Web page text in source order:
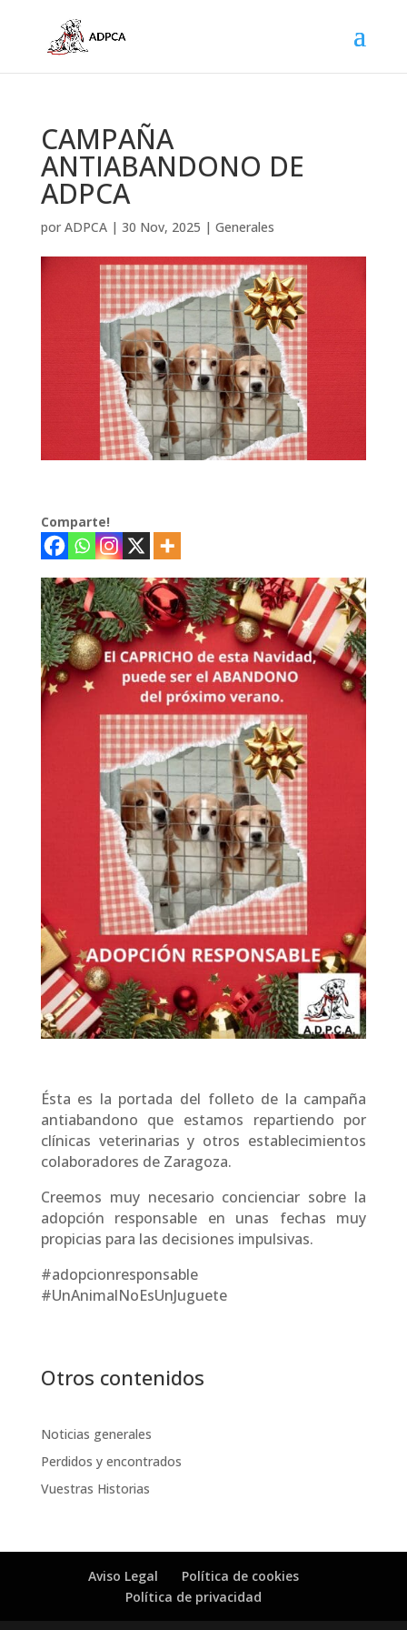
CAMPAÑA
ANTIABANDONO DE
ADPCA
por ADPCA| 30 Nov, 2025 | Generales
Comparte!
Ésta es la portada del folleto de la campaña
antiabandono que estamos repartiendo por
clínicas veterinarias y otros establecimientos
colaboradores de Zaragoza.
Creemos muy necesario concienciar sobre la
adopción responsable en unas fechas muy
propicias para las decisiones impulsivas.
#adopcionresponsable
#UnAnimalNoEsUnJuguete
Otros contenidos
Noticias generales
Perdidos y encontrados
Vuestras Historias
Aviso Legal
Política de cookies
Política de privacidad